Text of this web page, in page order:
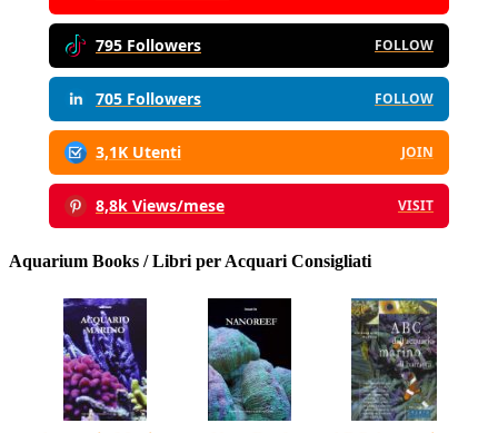
795 Followers FOLLOW
705 Followers FOLLOW
3,1K Utenti JOIN
8,8k Views/mese VISIT
Aquarium Books / Libri per Acquari Consigliati